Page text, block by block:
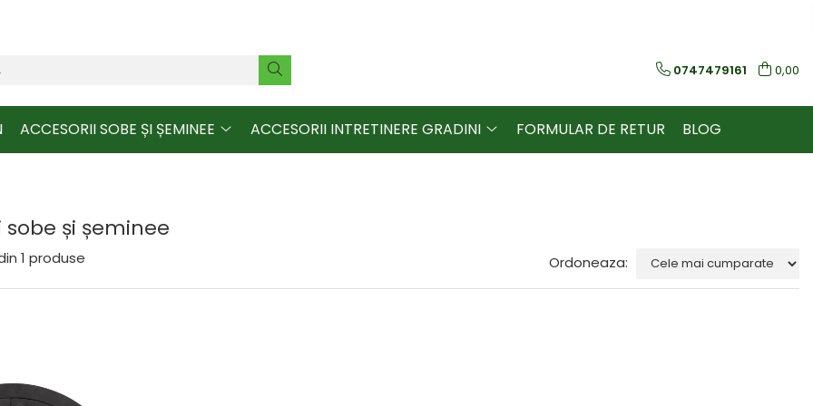
0747479161 0,00
ACCESORII SOBE ȘI ȘEMINEE ACCESORII INTRETINERE GRADINI FORMULAR DE RETUR BLOG
sobe și șeminee
1 produse Ordoneaza: